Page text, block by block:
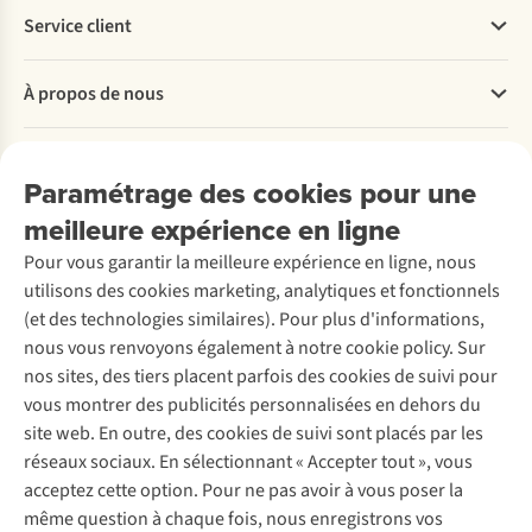
Paramétrage des cookies pour une
meilleure expérience en ligne
Pour vous garantir la meilleure expérience en ligne, nous
utilisons des cookies marketing, analytiques et fonctionnels
(et des technologies similaires). Pour plus d'informations,
nous vous renvoyons également à notre cookie policy. Sur
nos sites, des tiers placent parfois des cookies de suivi pour
vous montrer des publicités personnalisées en dehors du
site web. En outre, des cookies de suivi sont placés par les
réseaux sociaux. En sélectionnant « Accepter tout », vous
acceptez cette option. Pour ne pas avoir à vous poser la
même question à chaque fois, nous enregistrons vos
Service client
Commander
Payer
Retourner
Rétractation d'une commande
Entretien & réparations
Garantie
Contactez-nous
À propos de nous
Entreprise responsable
À propos d’Ayacucho
Nos magasins
À propos d’A.S.Adventure
Déclaration d'accessibilité
Location / Location sports d’hiver
Seconde-main
Entretien de ski
Service de lavage
Entretien de chaussures
Réparation de chaussures
Réparation de vêtements
Retouches
Pour les entreprises
Découvrez
A.S.Magazine
Explore Camp
Expertise & conseils
Abonnez-vous à la newsletter
Suivez-nous